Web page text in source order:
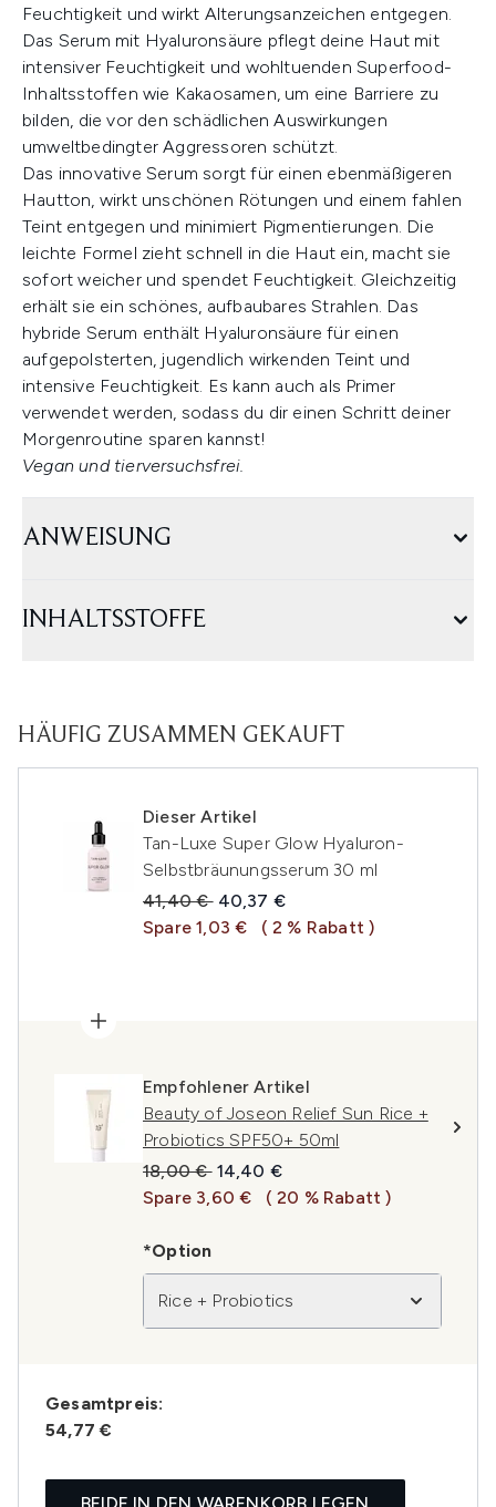
Feuchtigkeit und wirkt Alterungsanzeichen entgegen.
Das Serum mit Hyaluronsäure pflegt deine Haut mit
intensiver Feuchtigkeit und wohltuenden Superfood-
Inhaltsstoffen wie Kakaosamen, um eine Barriere zu
bilden, die vor den schädlichen Auswirkungen
umweltbedingter Aggressoren schützt.
Das innovative Serum sorgt für einen ebenmäßigeren
Hautton, wirkt unschönen Rötungen und einem fahlen
Teint entgegen und minimiert Pigmentierungen. Die
leichte Formel zieht schnell in die Haut ein, macht sie
sofort weicher und spendet Feuchtigkeit. Gleichzeitig
erhält sie ein schönes, aufbaubares Strahlen. Das
hybride Serum enthält Hyaluronsäure für einen
aufgepolsterten, jugendlich wirkenden Teint und
intensive Feuchtigkeit. Es kann auch als Primer
verwendet werden, sodass du dir einen Schritt deiner
Morgenroutine sparen kannst!
Vegan und tierversuchsfrei.
ANWEISUNG
INHALTSSTOFFE
HÄUFIG ZUSAMMEN GEKAUFT
Dieser Artikel
Tan-Luxe Super Glow Hyaluron-
Selbstbräunungsserum 30 ml
Unverbindliche Preisempfehlung:
41,40 € Aktueller Preis:
40,37 €
Spare 1,03 €
( 2 % Rabatt )
Empfohlener Artikel
Beauty of Joseon Relief Sun Rice +
Probiotics SPF50+ 50ml
Unverbindliche Preisempfehlung:
18,00 € Aktueller Preis:
14,40 €
Spare 3,60 €
( 20 % Rabatt )
*Option
Rice + Probiotics
Gesamtpreis:
54,77 €